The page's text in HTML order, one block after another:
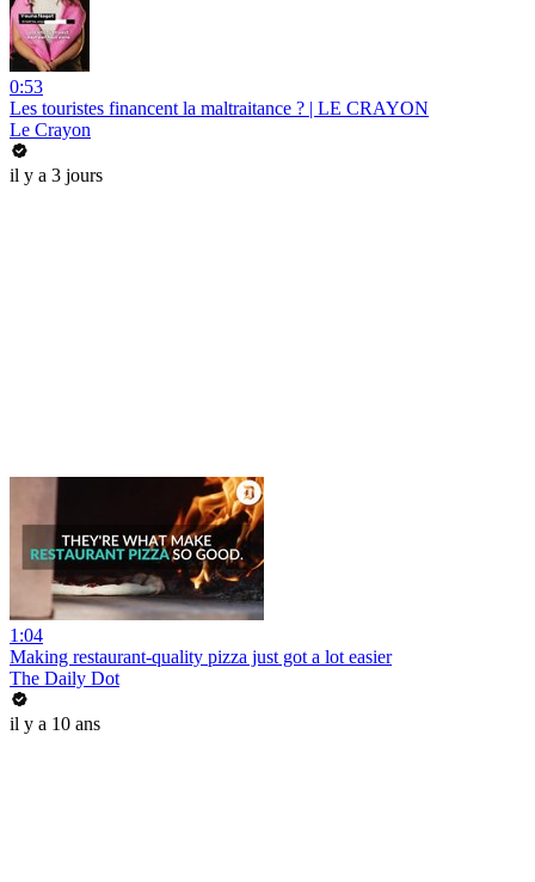
0:53
Les touristes financent la maltraitance ? | LE CRAYON
Le Crayon
il y a 3 jours
1:04
Making restaurant-quality pizza just got a lot easier
The Daily Dot
il y a 10 ans